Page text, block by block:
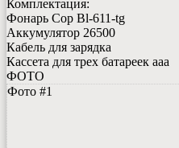
Комплектация:
Фонарь Cop Bl-611-tg
Аккумулятор 26500
Кабель для зарядка
Кассета для трех батареек ааа
ФОТО
Фото #1